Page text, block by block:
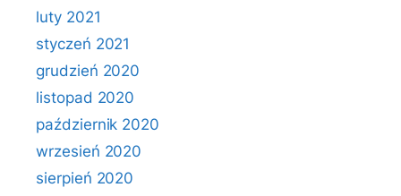
luty 2021
styczeń 2021
grudzień 2020
listopad 2020
październik 2020
wrzesień 2020
sierpień 2020